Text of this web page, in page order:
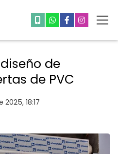
de
de PVC
18:17